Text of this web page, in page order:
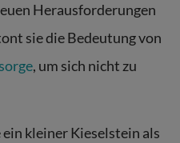
Herausforderungen
sie die Bedeutung von
, um sich nicht zu
kleiner Kieselstein als